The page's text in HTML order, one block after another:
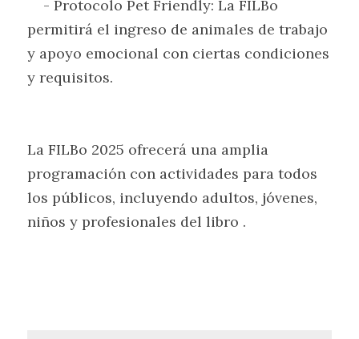
permitirá el ingreso de animales de trabajo
y apoyo emocional con ciertas condiciones
y requisitos.
La FILBo 2025 ofrecerá una amplia
programación con actividades para todos
los públicos, incluyendo adultos, jóvenes,
niños y profesionales del libro .